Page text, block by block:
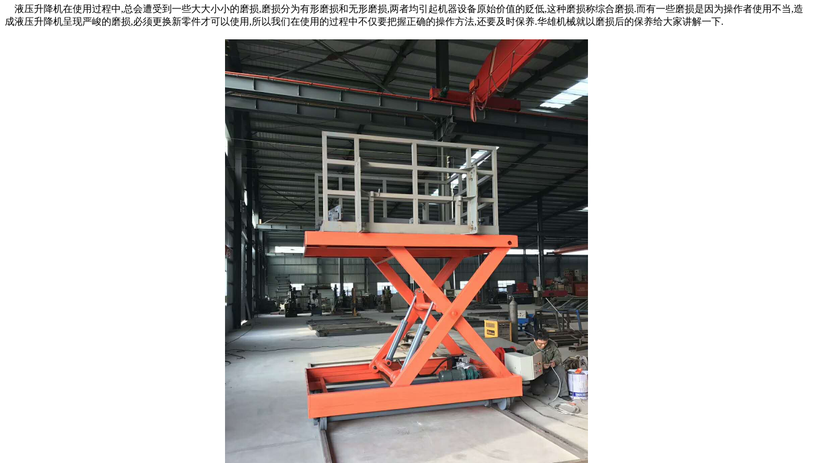
液压升降机在使用过程中,总会遭受到一些大大小小的磨损,磨损分为有形磨损和无形磨损,两者均引起机器设备原始价值的贬低,这种磨损称综合磨损.而有一些磨损是因为操作者使用不当,造
成液压升降机呈现严峻的磨损,必须更换新零件才可以使用,所以我们在使用的过程中不仅要把握正确的操作方法,还要及时保养.华雄机械就以磨损后的保养给大家讲解一下.